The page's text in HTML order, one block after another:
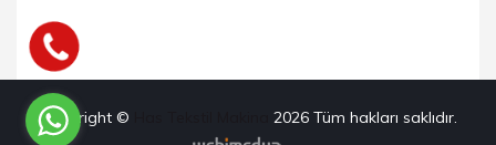
Copyright © 2026 Tüm hakları saklıdır.